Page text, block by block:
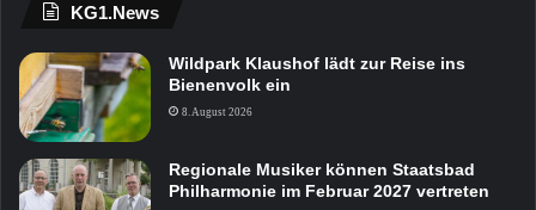
KG1.News
Wildpark Klaushof lädt zur Reise ins
Bienenvolk ein
8. August 2026
Regionale Musiker können Staatsbad
Philharmonie im Februar 2027 vertreten